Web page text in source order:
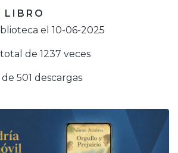
LIBRO
el 10-06-2025
de 1237 veces
501 descargas